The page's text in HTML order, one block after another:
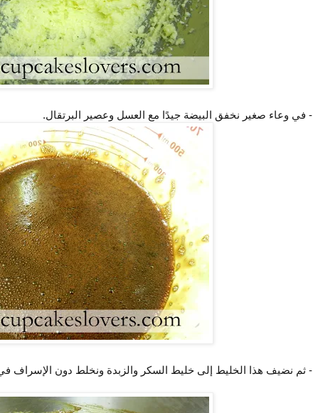
- في وعاء صغير نخفق البيضة جيدًا مع العسل وعصير البرتقال.
- ثم نضيف هذا الخليط إلى خليط السكر والزبدة ونخلط دون الإسراف